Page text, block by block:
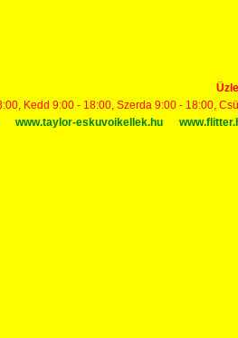
Kedd 9:00 - 18:00, Szerda 9:00 - 18:00,
www.taylor-eskuvoikellek.hu